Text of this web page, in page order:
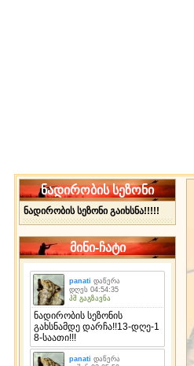
ნადირობის სეზონი
ნადირობის სეზონი გაიხსნა!!!!!
მინი-ჩატი